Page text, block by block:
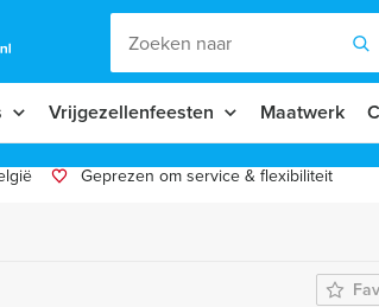
Vrijgezellenfeesten Maatwerk
Geprezen om service & flexibiliteit